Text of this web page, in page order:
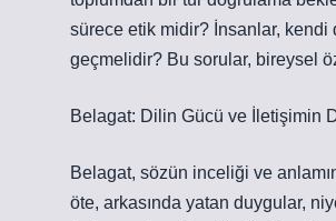
sürece etik midir? İnsanlar,
geçmelidir? Bu sorular, bireysel
Belagat: Dilin Gücü ve İletişimin
Belagat, sözün inceliği ve
öte, arkasında yatan duygular,